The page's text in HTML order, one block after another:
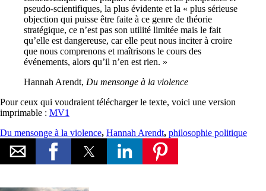
pseudo-scientifiques, la plus évidente et la « plus sérieuse
objection qui puisse être faite à ce genre de théorie
stratégique, ce n’est pas son utilité limitée mais le fait
qu’elle est dangereuse, car elle peut nous inciter à croire
que nous comprenons et maîtrisons le cours des
événements, alors qu’il n’en est rien. »
Hannah Arendt, Du mensonge à la violence
Pour ceux qui voudraient télécharger le texte, voici une version
imprimable : MV1
Du mensonge à la violence, Hannah Arendt, philosophie politique